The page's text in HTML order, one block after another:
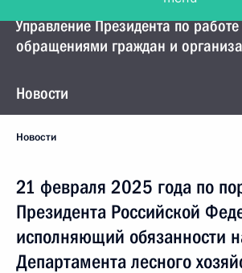
Управление Президента по работе
обращениями граждан и
Новости
Новости
21 февраля 2025 года по
Президента Российской
исполняющий обязанности
Департамента лесного